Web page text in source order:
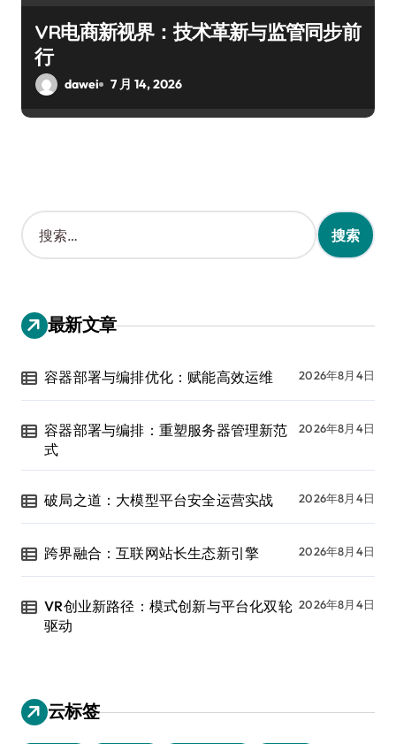
VR电商新视界：技术革新与监管同步前
行
dawei 7 月 14, 2026
搜
索
：
最新文章
容器部署与编排优化：赋能高效运维 2026年8月4日
容器部署与编排：重塑服务器管理新范
式
2026年8月4日
破局之道：大模型平台安全运营实战 2026年8月4日
跨界融合：互联网站长生态新引擎 2026年8月4日
VR创业新路径：模式创新与平台化双轮
驱动
2026年8月4日
云标签